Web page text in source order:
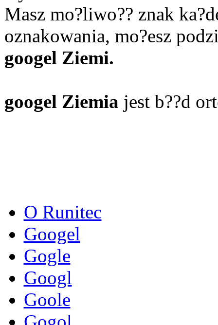
Masz mo?liwo?? znak
oznakowania, mo?esz
googel Ziemi.
googel Ziemia jest b??d
O Runitec
Googel
Gogle
Googl
Goole